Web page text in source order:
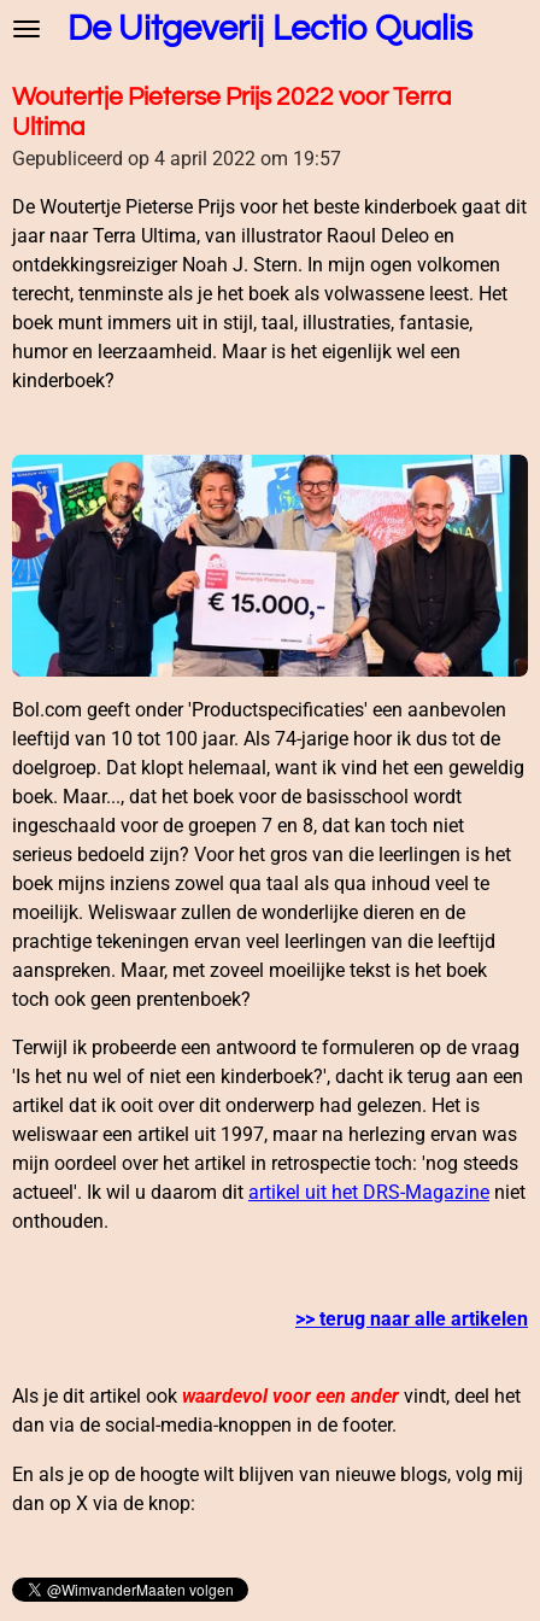
Ga
naar
de
hoofdinhoud
De Uitgeverij Lectio Qualis
Woutertje Pieterse Prijs 2022 voor Terra
Ultima
Gepubliceerd op 4 april 2022 om 19:57
De Woutertje Pieterse Prijs voor het beste kinderboek gaat dit
jaar naar Terra Ultima, van illustrator Raoul Deleo en
ontdekkingsreiziger Noah J. Stern. In mijn ogen volkomen
terecht, tenminste als je het boek als volwassene leest. Het
boek munt immers uit in stijl, taal, illustraties, fantasie,
humor en leerzaamheid. Maar is het eigenlijk wel een
kinderboek?
Bol.com geeft onder 'Productspecificaties' een aanbevolen
leeftijd van 10 tot 100 jaar. Als 74-jarige hoor ik dus tot de
doelgroep. Dat klopt helemaal, want ik vind het een geweldig
boek. Maar..., dat het boek voor de basisschool wordt
ingeschaald voor de groepen 7 en 8, dat kan toch niet
serieus bedoeld zijn? Voor het gros van die leerlingen is het
boek mijns inziens zowel qua taal als qua inhoud veel te
moeilijk. Weliswaar zullen de wonderlijke dieren en de
prachtige tekeningen ervan veel leerlingen van die leeftijd
aanspreken. Maar, met zoveel moeilijke tekst is het boek
toch ook geen prentenboek?
Terwijl ik probeerde een antwoord te formuleren op de vraag
'Is het nu wel of niet een kinderboek?', dacht ik terug aan een
artikel dat ik ooit over dit onderwerp had gelezen. Het is
weliswaar een artikel uit 1997, maar na herlezing ervan was
mijn oordeel over het artikel in retrospectie toch: 'nog steeds
actueel'. Ik wil u daarom dit artikel uit het DRS-Magazine niet
onthouden.
>> terug naar alle artikelen
Als je dit artikel ook waardevol voor een ander vindt, deel het
dan via de social-media-knoppen in de footer.
En als je op de hoogte wilt blijven van nieuwe blogs, volg mij
dan op X via de knop: